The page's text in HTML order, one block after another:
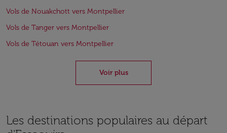
Vols de Nouakchott vers Montpellier
Vols de Tanger vers Montpellier
Vols de Tétouan vers Montpellier
Voir plus
Les destinations populaires au départ